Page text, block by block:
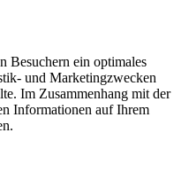
Besuchern ein optimales
und Marketingzwecken
Im Zusammenhang mit der
Informationen auf Ihrem